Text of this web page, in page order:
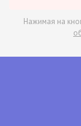
Нажимая на